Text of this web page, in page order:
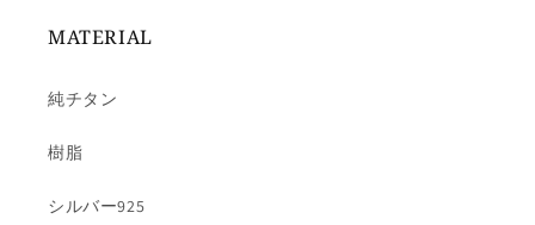
MATERIAL
純チタン
樹脂
シルバー925